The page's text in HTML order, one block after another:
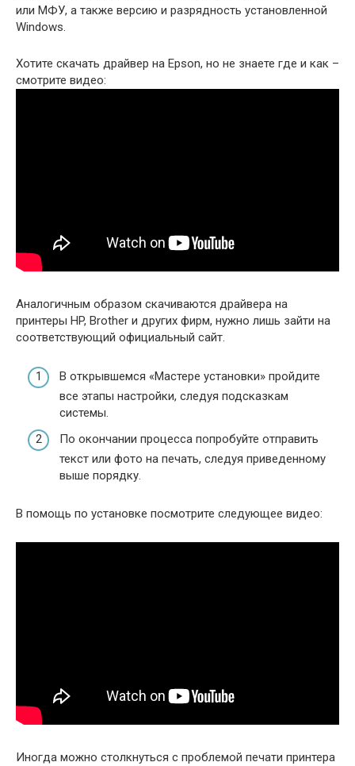
или МФУ, а также версию и разрядность установленной
Windows.
Хотите скачать драйвер на Epson, но не знаете где и как –
смотрите видео:
Аналогичным образом скачиваются драйвера на
принтеры HP, Brother и других фирм, нужно лишь зайти на
соответствующий официальный сайт.
В открывшемся «Мастере установки» пройдите
все этапы настройки, следуя подсказкам
системы.
По окончании процесса попробуйте отправить
текст или фото на печать, следуя приведенному
выше порядку.
В помощь по установке посмотрите следующее видео:
Иногда можно столкнуться с проблемой печати принтера